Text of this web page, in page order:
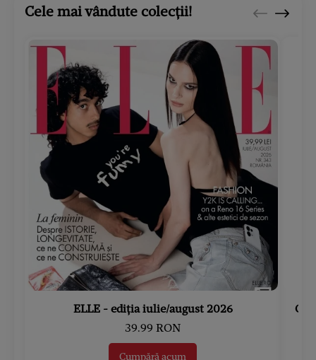
Cele mai vândute colecții!
ELLE - ediția iulie/august 2026
39.99 RON
Cumpără acum